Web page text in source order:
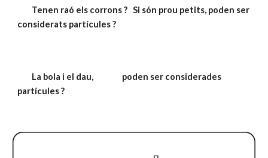
Tenen raó els corrons ?   Si són prou petits, poden ser
considerats partícules ?
La bola i el dau,                poden ser considerades
partícules ?